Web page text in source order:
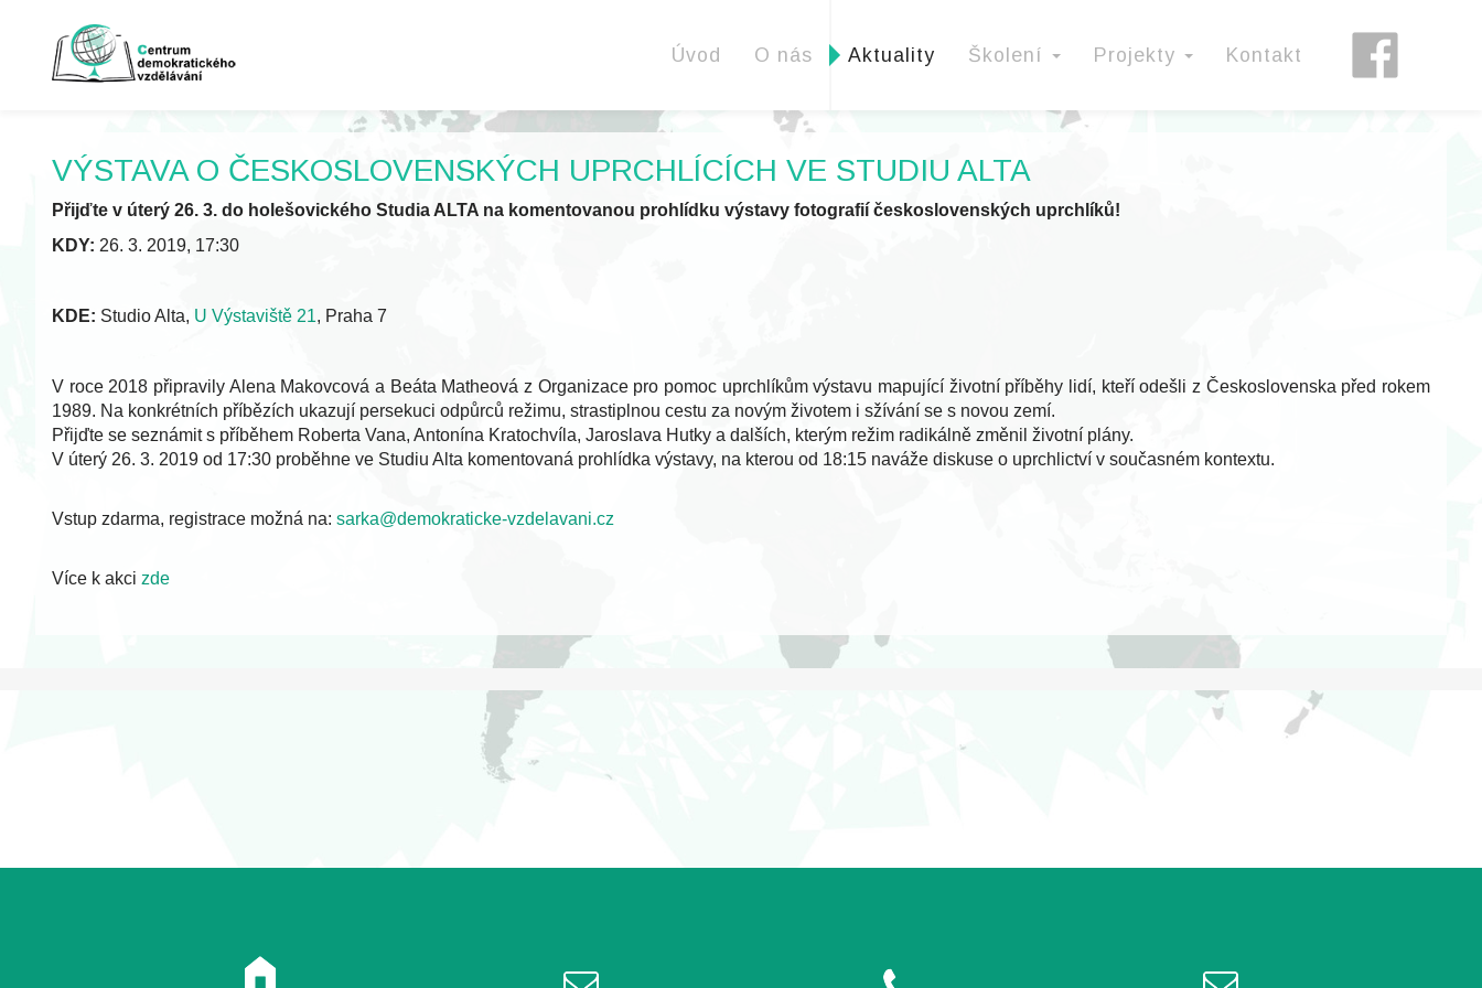
Úvod O nás Aktuality Školení Projekty Kontakt
Facebook
VÝSTAVA O ČESKOSLOVENSKÝCH UPRCHLÍCÍCH VE STUDIU ALTA
Přijďte v úterý 26. 3. do holešovického Studia ALTA na komentovanou prohlídku výstavy fotografií československých uprchlíků!
KDY: 26. 3. 2019, 17:30
KDE: Studio Alta, U Výstaviště 21, Praha 7
V roce 2018 připravily Alena Makovcová a Beáta Matheová z Organizace pro pomoc uprchlíkům výstavu mapující životní příběhy lidí, kteří odešli z Československa před rokem
1989. Na konkrétních příbězích ukazují persekuci odpůrců režimu, strastiplnou cestu za novým životem i sžívání se s novou zemí.
Přijďte se seznámit s příběhem Roberta Vana, Antonína Kratochvíla, Jaroslava Hutky a dalších, kterým režim radikálně změnil životní plány.
V úterý 26. 3. 2019 od 17:30 proběhne ve Studiu Alta komentovaná prohlídka výstavy, na kterou od 18:15 naváže diskuse o uprchlictví v současném kontextu.
Vstup zdarma, registrace možná na: sarka@demokraticke-vzdelavani.cz
Více k akci zde